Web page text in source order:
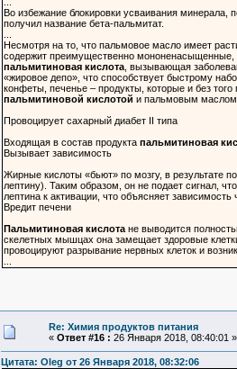
Во избежание блокировки усваивания минерала,
получил название бета-пальмитат.
Несмотря на то, что пальмовое масло имеет
содержит преимущественно
пальмитиновая кислота, вызывающая
«жировое депо», что способствует быстрому
конфеты, печенье – продукты, которые и без
пальмитиновой кислотой и пальмовым
Провоцирует сахарный диабет II типа
Входящая в состав продукта пальмитиновая
Вызывает зависимость
Жирные кислоты «бьют» по мозгу, в результате
лептину). Таким образом, он не подает сигнал,
лептина к активации, что объясняет
Вредит печени
Пальмитиновая кислотане выводится
скелетных мышцах она замещает здоровые
провоцируют разрывание нервных клеток и
Re: Химия продуктов питания
« Ответ #16 : 26 Января 2018, 08:40:01 »
Цитата: Oleg от 26 Января 2018, 08:32:06